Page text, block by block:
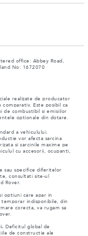
office: Abbey Road,
No: 1672070
realizate de producator
Este posibil ca
de combustibil si emisiilor
optionale din dotare.
a vehiculului.
vor afecta sarcina
si sarcinile maxime pe
cu accesorii, ocupanti,
sau specifice diferitelor
consultati site-ul
Rover.
optiuni care apar in
indisponibile, din
corecta, va rugam sa
Deficitul global de
de constructie ale